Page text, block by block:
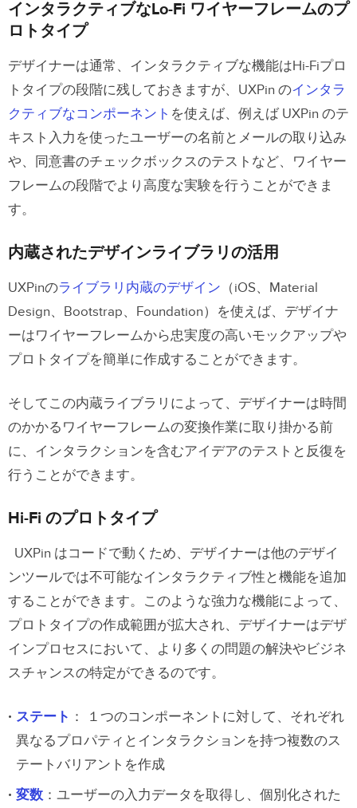
インタラクティブなLo-Fi ワイヤーフレームのプ
ロトタイプ
デザイナーは通常、インタラクティブな機能はHi-Fiプロ
トタイプの段階に残しておきますが、UXPin のインタラ
クティブなコンポーネント を使えば、例えば UXPin のテ
キスト入力を使ったユーザーの名前とメールの取り込み
や、同意書のチェックボックスのテストなど、ワイヤー
フレームの段階でより高度な実験を行うことができま
す。
内蔵されたデザインライブラリの活用
UXPinのライブラリ内蔵のデザイン （iOS、Material
Design、Bootstrap、Foundation）を使えば、デザイナ
ーはワイヤーフレームから忠実度の高いモックアップや
プロトタイプを簡単に作成することができます。
そしてこの内蔵ライブラリによって、デザイナーは時間
のかかるワイヤーフレームの変換作業に取り掛かる前
に、インタラクションを含むアイデアのテストと反復を
行うことができます。
Hi-Fi のプロトタイプ
UXPin はコードで動くため、デザイナーは他のデザイ
ンツールでは不可能なインタラクティブ性と機能を追加
することができます。このような強力な機能によって、
プロトタイプの作成範囲が拡大され、デザイナーはデザ
インプロセスにおいて、より多くの問題の解決やビジネ
スチャンスの特定ができるのです。
ステート ： １つのコンポーネントに対して、それぞれ
異なるプロパティとインタラクションを持つ複数のス
テートバリアントを作成
変数：ユーザーの入力データを取得し、個別化された